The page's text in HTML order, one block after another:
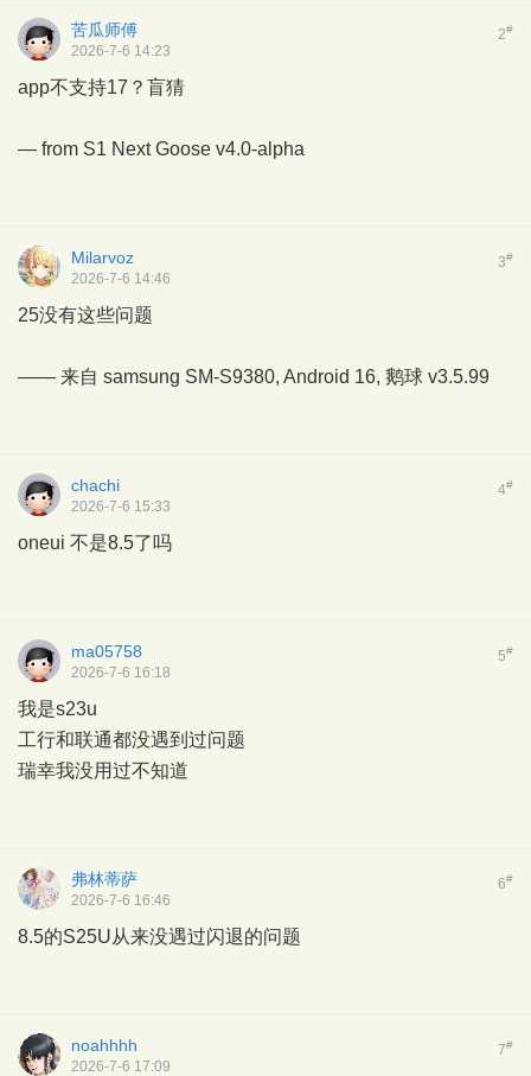
2#
苦瓜师傅
2026-7-6 14:23
app不支持17？盲猜
— from S1 Next Goose v4.0-alpha
3#
Milarvoz
2026-7-6 14:46
25没有这些问题
—— 来自 samsung SM-S9380, Android 16, 鹅球 v3.5.99
4#
chachi
2026-7-6 15:33
oneui 不是8.5了吗
5#
ma05758
2026-7-6 16:18
我是s23u
工行和联通都没遇到过问题
瑞幸我没用过不知道
6#
弗林蒂萨
2026-7-6 16:46
8.5的S25U从来没遇过闪退的问题
7#
noahhhh
2026-7-6 17:09